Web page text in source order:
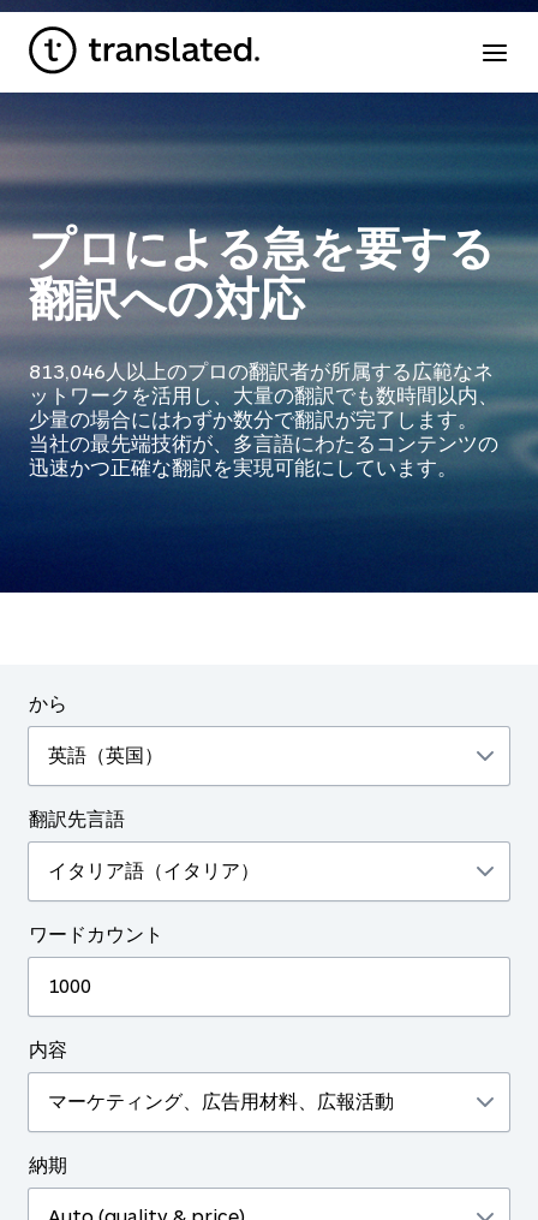
プロによる急を要する
翻訳への対応
813,046 人以上のプロの翻訳者が所属する広範なネ
ットワークを活用し、大量の翻訳でも数時間以内、
少量の場合にはわずか数分で翻訳が完了します。
当社の最先端技術が、多言語にわたるコンテンツの
迅速かつ正確な翻訳を実現可能にしています。
から
翻訳先言語
ワードカウント
内容
納期